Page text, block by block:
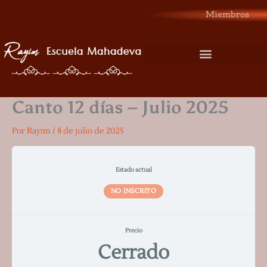
Miembros
Canto 12 días – Julio 2025
PorRayim /8 de julio de 2025
Estado actual
NO INSCRITO
Precio
Cerrado